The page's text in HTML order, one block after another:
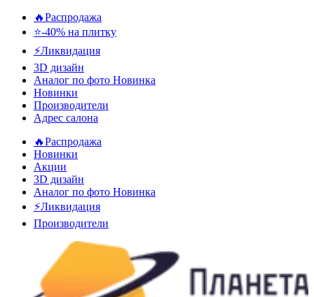
🔥Распродажа
⭐-40% на плитку
⚡️Ликвидация
3D дизайн
Аналог по фото Новинка
Новинки
Производители
Адрес салона
🔥Распродажа
Новинки
Акции
3D дизайн
Аналог по фото Новинка
⚡Ликвидация
Производители